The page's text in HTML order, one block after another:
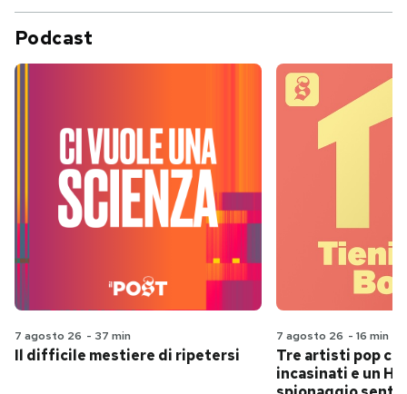
Podcast
7 agosto 26 - 37 min
Il difficile mestiere di ripetersi
7 agosto 26 - 16 min
Tre artisti pop
incasinati e un